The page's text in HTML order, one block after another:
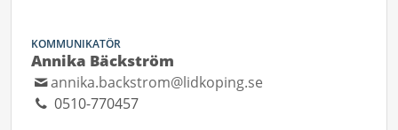
KOMMUNIKATÖR
Annika Bäckström
annika.backstrom@lidkoping.se
0510-770457